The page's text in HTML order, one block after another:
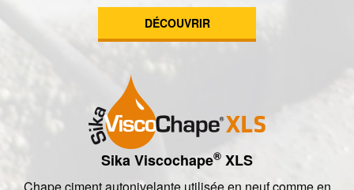
DÉCOUVRIR
Sika Viscochape® XLS